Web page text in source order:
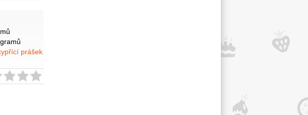
prášek
čokoláda